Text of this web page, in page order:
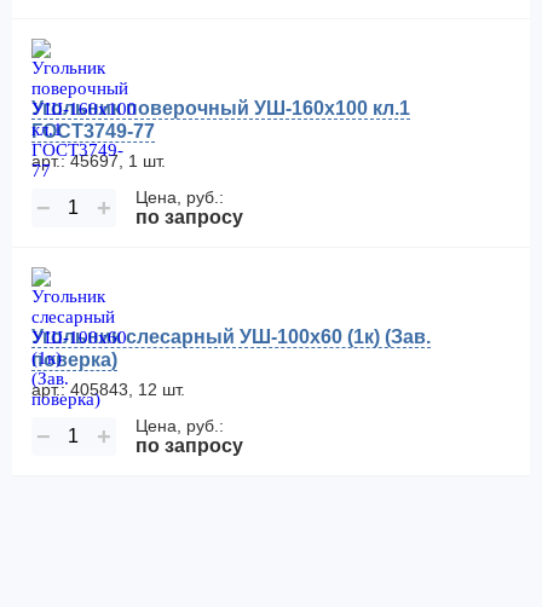
Угольник поверочный УШ-160х100 кл.1
ГОСТ3749-77
арт.: 45697, 1 шт.
− + Цена, руб.:
по запросу
Угольник слесарный УШ-100х60 (1к) (Зав.
поверка)
арт.: 405843, 12 шт.
− + Цена, руб.:
по запросу